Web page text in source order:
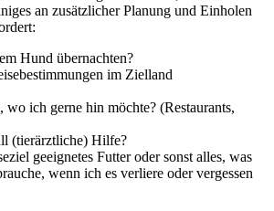
an zusätzlicher Planung und Einholen
Hund übernachten?
im Zielland
ich gerne hin möchte? (Restaurants,
(tierärztliche) Hilfe?
geeignetes Futter oder sonst alles, was
wenn ich es verliere oder vergessen